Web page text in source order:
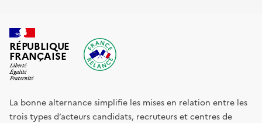
RÉPUBLIQUE
FRANÇAISE
La bonne alternance simplifie les mises en relation entre les
trois types d’acteurs candidats, recruteurs et centres de